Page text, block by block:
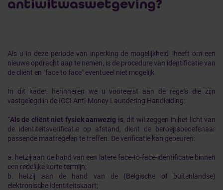
antiwitwaswetgeving?
Als u in deze periode van inperking de mogelijkheid heeft om een
nieuwe opdracht aan te nemen, is de procedure van identificatie van
de cliënt en "face to face" eventueel niet mogelijk.
In dit kader, herinneren we u vooreerst aan de regels die zijn
vastgelegd in de ICCI Anti-Money Laundering Handleiding:
“Als de cliënt niet fysiek aanwezig is, dit wil zeggen in het licht van
de identiteitsverificatie op afstand, dient de beroepsbeoefenaar
passende maatregelen te treffen. De verificatie kan gebeuren:
a. hetzij aan de hand van een latere face-to-face-identificatie binnen
een redelijke korte termijn;
b. hetzij aan de hand van de (Belgische of buitenlandse)
elektronische identiteitskaart;